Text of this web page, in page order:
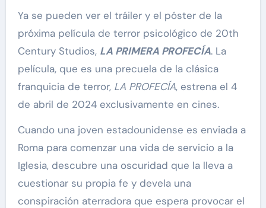
Ya se pueden ver el tráiler y el póster de la
próxima película de terror psicológico de 20th
Century Studios, LA PRIMERA PROFECÍA. La
película, que es una precuela de la clásica
franquicia de terror, LA PROFECÍA, estrena el 4
de abril de 2024 exclusivamente en cines.
Cuando una joven estadounidense es enviada a
Roma para comenzar una vida de servicio a la
Iglesia, descubre una oscuridad que la lleva a
cuestionar su propia fe y devela una
conspiración aterradora que espera provocar el